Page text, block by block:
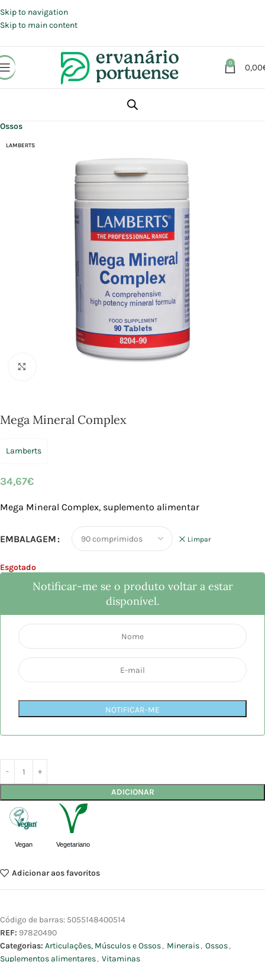
Skip to navigation
Skip to main content
0 0,00
Suplementos alimentares
Ossos
LAMBERTS
Mega Mineral Complex
Lamberts
34,67€
Mega Mineral Complex, suplemento alimentar
EMBALAGEM Limpar
Esgotado
Notificar-me se o produto voltar a estar
disponível.
NOTIFICAR-ME
ADICIONAR
Vegan Vegetariano
Adicionar aos favoritos
Código de barras: 5055148400514
REF: 97820490
Categorias: Articulações, Músculos e Ossos, Minerais, Ossos,
Suplementos alimentares, Vitaminas